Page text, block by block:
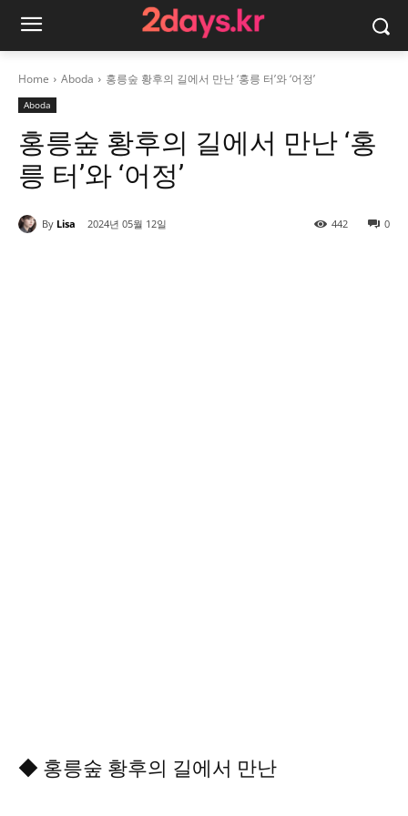
Home Aboda 홍릉숲 황후의 길에서 만난 ‘홍릉 터’와 ‘어정’
Aboda
홍릉숲 황후의 길에서 만난 ‘홍
릉 터’와 ‘어정’
By Lisa 2024년 05월 12일 0
442
◆ 홍릉숲 황후의 길에서 만난